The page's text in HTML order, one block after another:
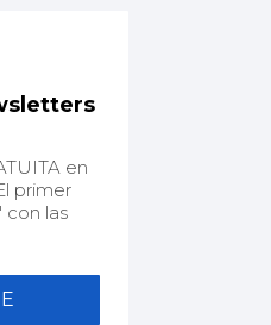
en
primer
con las